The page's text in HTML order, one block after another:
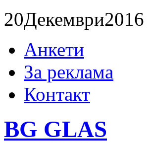
20Декември2016
Анкети
За реклама
Контакт
BG GLAS